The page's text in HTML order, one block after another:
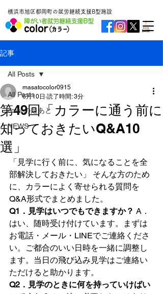
横浜市旭区都岡町の就労継続支援B型施設
記事
All Posts
colorの足あと
NEWS
All Posts
第49回「カラーに通う前に
知っておきたいQ&A10
選」
masatocolor0915
6月10日 読了時間: 3分
「見学に行く前に、気になることを全
部解決しておきたい」 そんな方のため
に、カラーによく寄せられる質問を
Q&A形式でまとめました。
Q1．見学はいつでもできますか？ A．
はい、随時受け付けています。まずは
お電話・メール・LINEでご連絡くださ
い。ご都合のいい日時を一緒に調整し
ます。当日の飛び込み見学はご連絡い
ただけると助かります。
Q2．見学のときに何を持っていけばい